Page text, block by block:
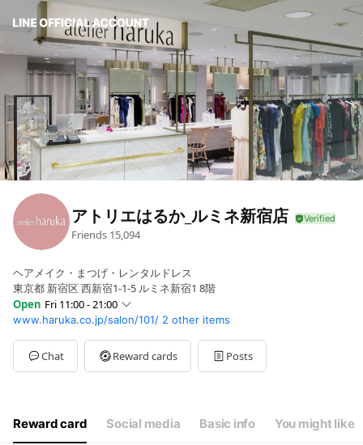
アトリエはるか_ルミネ新宿店
Friends 15,094
ヘアメイク・まつげ・レンタルドレス
東京都 新宿区 西新宿1-1-5 ルミネ新宿1 8階
Open Fri 11:00 - 21:00
Sun11:00 - 21:00
Mon11:00 - 21:00
Tue11:00 - 21:00
Wed11:00 - 21:00
土・日・祝 早朝8時よりご予約可（時間外料金有り）
www.haruka.co.jp/salon/101/ 2 other items
Chat Reward cards Posts
Reward card Social media Basic info You might like